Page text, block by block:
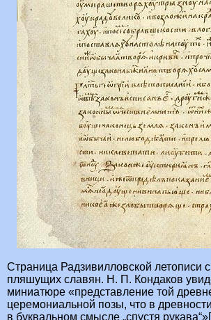
Страница Радзивилловской летописи
пляшущих славян. Н. П. Кондаков
миниатюре «представление той
церемониальной позы, что в
в буквальном смысле „спустя